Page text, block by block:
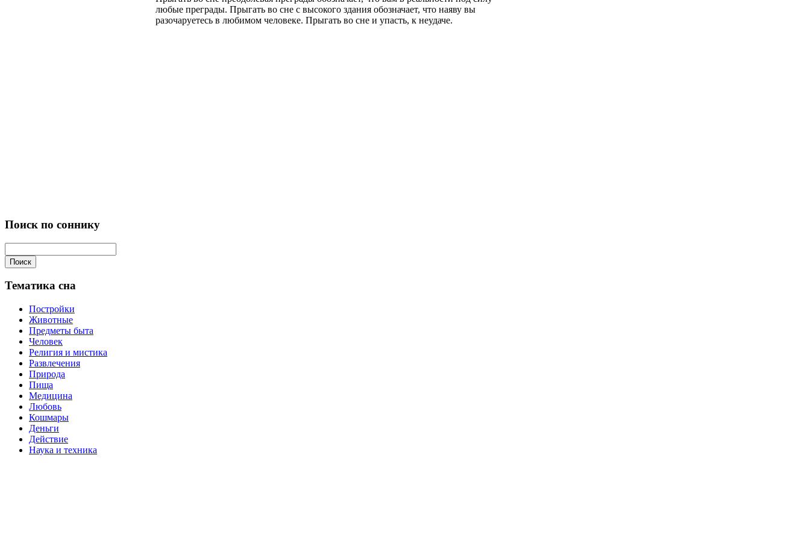
любые преграды. Прыгать во сне с высокого здания обозначает, что наяву вы
разочаруетесь в любимом человеке. Прыгать во сне и упасть, к неудаче.
Поиск по соннику
Поиск
Тематика сна
Постройки
Животные
Предметы быта
Человек
Религия и мистика
Развлечения
Природа
Пища
Медицина
Любовь
Кошмары
Деньги
Действие
Наука и техника